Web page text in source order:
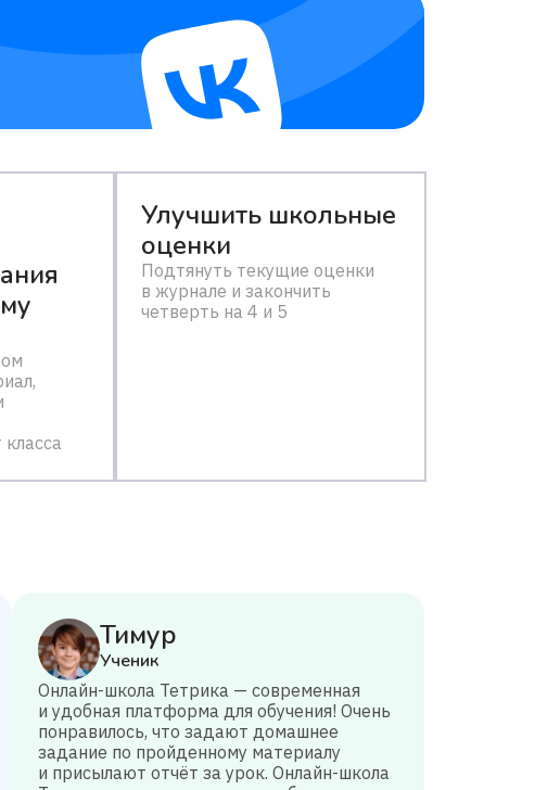
Улучшить школьные
оценки
Подтянуть текущие оценки
в журнале и закончить
четверть на 4 и 5
Тимур
Ученик
Онлайн-школа Тетрика — современная
и удобная платформа для обучения! Очень
понравилось, что задают домашнее
задание по пройденному материалу
и присылают отчёт за урок. Онлайн-школа